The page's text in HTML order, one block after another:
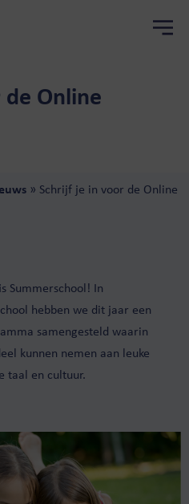
Online
» Schrijf je in voor de Online
Summerschool! In
hebben we dit jaar een
samengesteld waarin
kunnen nemen aan leuke
taal en cultuur.